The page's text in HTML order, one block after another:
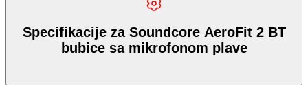
Specifikacije za Soundcore AeroFit 2 BT
bubice sa mikrofonom plave